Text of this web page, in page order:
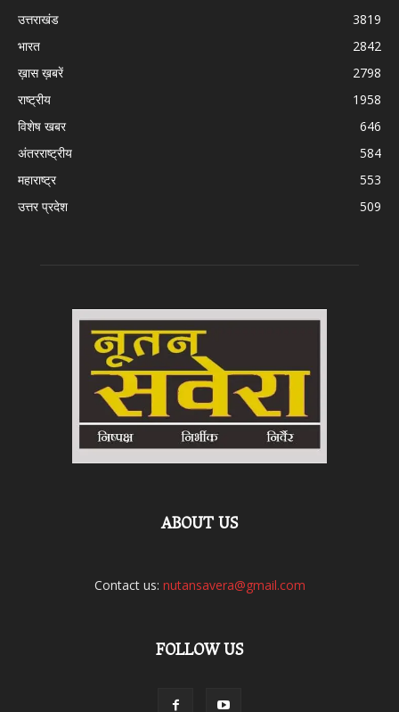
उत्तराखंड
3819
भारत
2842
ख़ास ख़बरें
2798
राष्ट्रीय
1958
विशेष खबर
646
अंतरराष्ट्रीय
584
महाराष्ट्र
553
उत्तर प्रदेश
509
ABOUT US
Contact us: nutansavera@gmail.com
FOLLOW US